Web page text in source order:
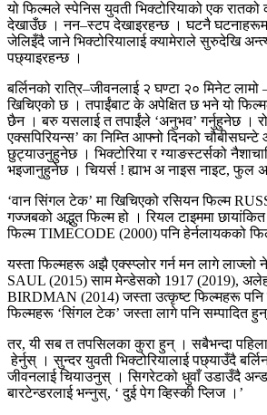
यो फिल्मले स्पेनिस युवती भिक्टोरियाको एक
देखाउँछ । नन–स्टप देखाइरहन्छ । घटनै
जेलिइँदै जाने भिक्टोरियालाई क्यामेराले सुरुदेखि
पछ्याइरहन्छ ।
बर्लिनको रात्रि–जीवनलाई २ घण्टा २० मिनेट
खिचिएको छ । तपाईंबाट के अपेक्षित छ भने यो
छैन । बरु यसलाई त तपाईंले ‘अनुभव’ गर्नुहुनेछ ।
एक्सपिरियन्स’ का निम्ति आफ्नो दिनको
छुट्याउनुहुनेछ । भिक्टोरिया र ग्याङस्टर्सको
भइजानुहुनेछ । चियर्स ! ह्याभ अ नाइस नाइट, फुल
‘वान सिंगल टेक’ मा खिचिएको रसियन फिल्म
गज्जबको अद्भुत फिल्म हो । रियल टाइममा
फिल्म TIMECODE (2000) पनि हेर्नलायकको
यस्ता फिल्महरू अझै एक्स्प्लोर गर्न मन लागे लाज्लो
SAUL (2015) साम मेन्डेसको 1917 (2019),
BIRDMAN (2014) जस्ता उत्कृष्ट फिल्महरू पनि
फिल्महरू ‘सिंगल टेक’ जस्ता लागे पनि सम्पादित
तर, यी सब त तपसिलका कुरा हुन् । सबैभन्दा
हेर्नुस् । सुन्दर युवती भिक्टोरियालाई पछ्याउँदै
जीवनलाई चियाउनुस् । सिगरेटको धुवाँ उडाउँदै
बारटेन्डरलाई भन्नुस्, ‘ दुई पेग व्हिस्की प्लिज ।’